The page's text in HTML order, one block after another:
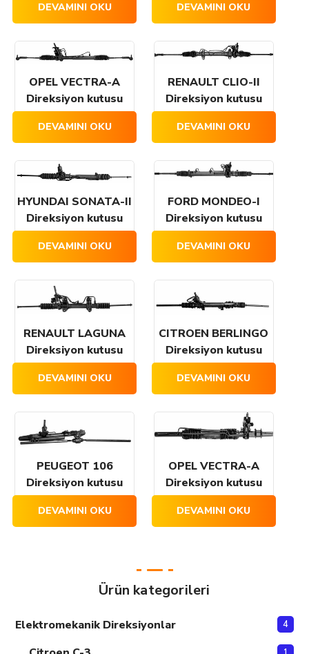
DEVAMINI OKU DEVAMINI OKU
OPEL VECTRA-A
Direksiyon kutusu
DEVAMINI OKU
RENAULT CLIO-II
Direksiyon kutusu
DEVAMINI OKU
HYUNDAI SONATA-II
Direksiyon kutusu
DEVAMINI OKU
FORD MONDEO-I
Direksiyon kutusu
DEVAMINI OKU
RENAULT LAGUNA
Direksiyon kutusu
DEVAMINI OKU
CITROEN BERLINGO
Direksiyon kutusu
DEVAMINI OKU
PEUGEOT 106
Direksiyon kutusu
DEVAMINI OKU
OPEL VECTRA-A
Direksiyon kutusu
DEVAMINI OKU
Ürün kategorileri
Elektromekanik Direksiyonlar 4